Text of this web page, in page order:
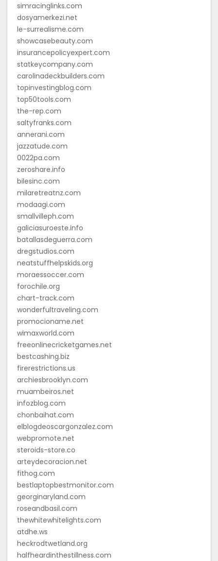
simracinglinks.com
dosyamerkezi.net
le-surrealisme.com
showcasebeauty.com
insurancepolicyexpert.com
statkeycompany.com
carolinadeckbuilders.com
topinvestingblog.com
top50tools.com
the-rep.com
saltyfranks.com
annerani.com
jazzatude.com
0022pa.com
zeroshare.info
bilesinc.com
milaretreatnz.com
modaagi.com
smallvilleph.com
galiciasuroeste.info
batallasdeguerra.com
dregstudios.com
neatstuffhelpskids.org
moraessoccer.com
forochile.org
chart-track.com
wonderfultraveling.com
promocioname.net
wimaxworld.com
freeonlinecricketgames.net
bestcashing.biz
firerestrictions.us
archiesbrooklyn.com
muambeiros.net
infozblog.com
chonbaihat.com
elblogdeoscargonzalez.com
webpromote.net
steroids-store.co
arteydecoracion.net
fithog.com
bestlaptopbestmonitor.com
georginaryland.com
roseandbasil.com
thewhitewhitelights.com
atdhe.ws
heckrodtwetland.org
halfheardinthestillness.com